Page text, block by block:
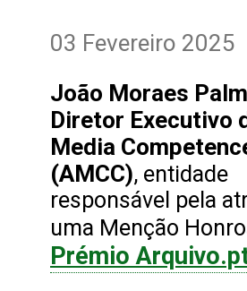
03 Fevereiro 2025
João Moraes
Diretor Executivo
Media
(AMCC), entidade
responsável pela
uma Menção
Prémio